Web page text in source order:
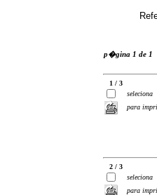
p�gina 1 de 1
1 / 3
seleciona
para
2 / 3
seleciona
para